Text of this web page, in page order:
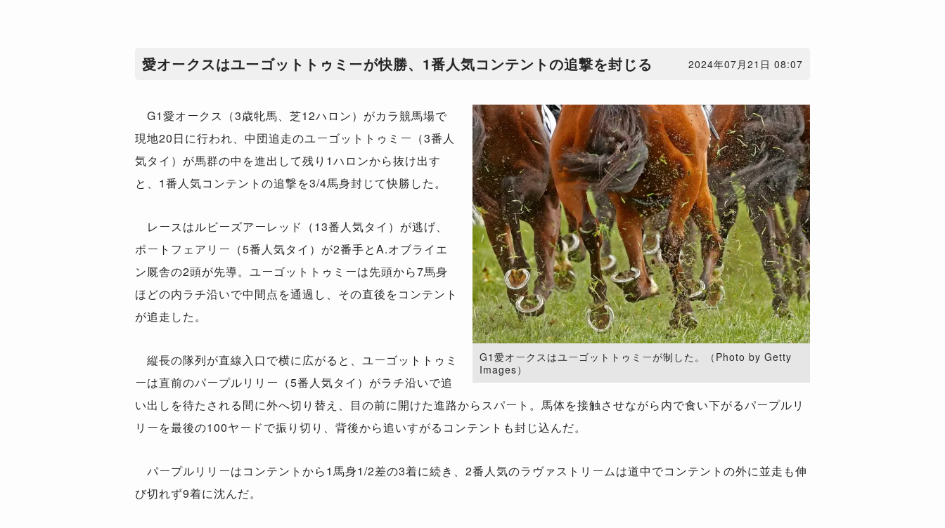
愛オークスはユーゴットトゥミーが快勝、1番人気コンテントの追撃を封じる 2024年07月21日 08:07
G1愛オークスはユーゴットトゥミーが制した。（Photo by Getty
Images）
G1愛オークス（3歳牝馬、芝12ハロン）がカラ競馬場で
現地20日に行われ、中団追走のユーゴットトゥミー（3番人
気タイ）が馬群の中を進出して残り1ハロンから抜け出す
と、1番人気コンテントの追撃を3/4馬身封じて快勝した。
レースはルビーズアーレッド（13番人気タイ）が逃げ、
ポートフェアリー（5番人気タイ）が2番手とA.オブライエ
ン厩舎の2頭が先導。ユーゴットトゥミーは先頭から7馬身
ほどの内ラチ沿いで中間点を通過し、その直後をコンテント
が追走した。
縦長の隊列が直線入口で横に広がると、ユーゴットトゥミ
ーは直前のパープルリリー（5番人気タイ）がラチ沿いで追
い出しを待たされる間に外へ切り替え、目の前に開けた進路からスパート。馬体を接触させながら内で食い下がるパープルリ
リーを最後の100ヤードで振り切り、背後から追いすがるコンテントも封じ込んだ。
パープルリリーはコンテントから1馬身1/2差の3着に続き、2番人気のラヴァストリームは道中でコンテントの外に並走も伸
び切れず9着に沈んだ。